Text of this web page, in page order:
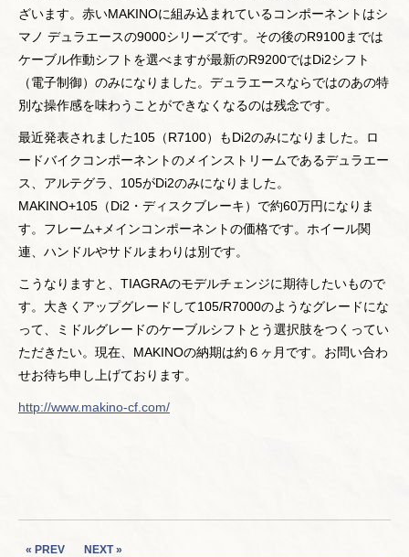
ざいます。赤いMAKINOに組み込まれているコンポーネントはシ
マノ デュラエースの9000シリーズです。その後のR9100までは
ケーブル作動シフトを選べますが最新のR9200ではDi2シフト
（電子制御）のみになりました。デュラエースならではのあの特
別な操作感を味わうことができなくなるのは残念です。
最近発表されました105（R7100）もDi2のみになりました。ロ
ードバイクコンポーネントのメインストリームであるデュラエー
ス、アルテグラ、105がDi2のみになりました。
MAKINO+105（Di2・ディスクブレーキ）で約60万円になりま
す。フレーム+メインコンポーネントの価格です。ホイール関
連、ハンドルやサドルまわりは別です。
こうなりますと、TIAGRAのモデルチェンジに期待したいもので
す。大きくアップグレードして105/R7000のようなグレードにな
って、ミドルグレードのケーブルシフトとう選択肢をつくってい
ただきたい。現在、MAKINOの納期は約６ヶ月です。お問い合わ
せお待ち申し上げております。
http://www.makino-cf.com/
« PREV
NEXT »